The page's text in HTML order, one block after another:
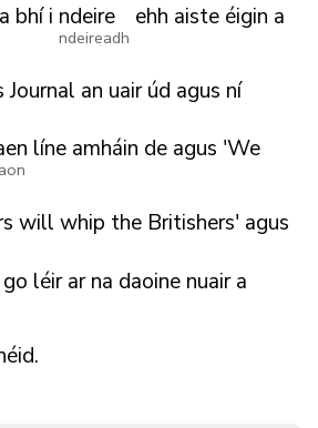
a bhí i ndeire
ndeireadh
ehh aiste éigin a
Journal an uair úd agus ní
aon
líne amháin de agus 'We
will whip the Britishers' agus
go léir ar na daoine nuair a